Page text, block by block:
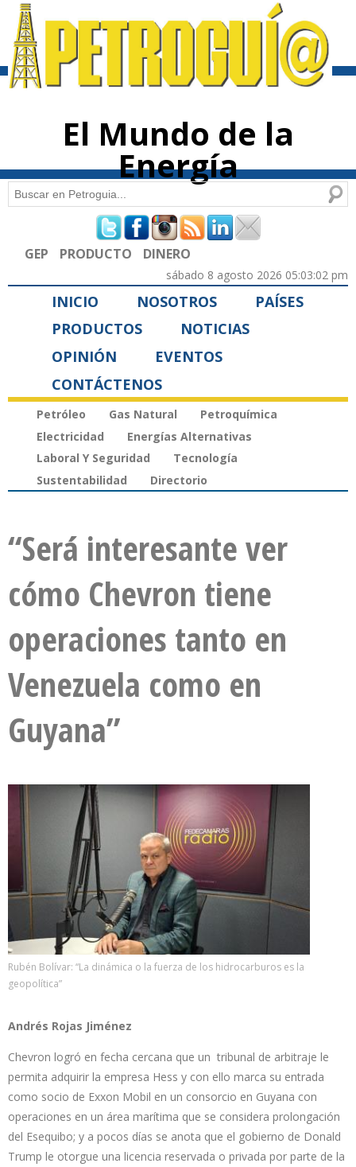
contenido
El Mundo de la
Energía
Formulario de búsqueda
Buscar
GEP PRODUCTO DINERO
sábado 8 agosto 2026 05:03:02 pm
INICIO NOSOTROS
PAÍSES
PRODUCTOS
NOTICIAS
OPINIÓN
EVENTOS
CONTÁCTENOS
Petróleo Gas Natural
Petroquímica
Electricidad
Energías Alternativas
Laboral Y Seguridad
Tecnología
Sustentabilidad
Directorio
“Será interesante ver
cómo Chevron tiene
operaciones tanto en
Venezuela como en
Guyana”
Rubén Bolívar: “La dinámica o la fuerza de los hidrocarburos es la
geopolítica”
Andrés Rojas Jiménez
Chevron logró en fecha cercana que un tribunal de arbitraje le
permita adquirir la empresa Hess y con ello marca su entrada
como socio de Exxon Mobil en un consorcio en Guyana con
operaciones en un área marítima que se considera prolongación
del Esequibo; y a pocos días se anota que el gobierno de Donald
Trump le otorgue una licencia reservada o privada por parte de la